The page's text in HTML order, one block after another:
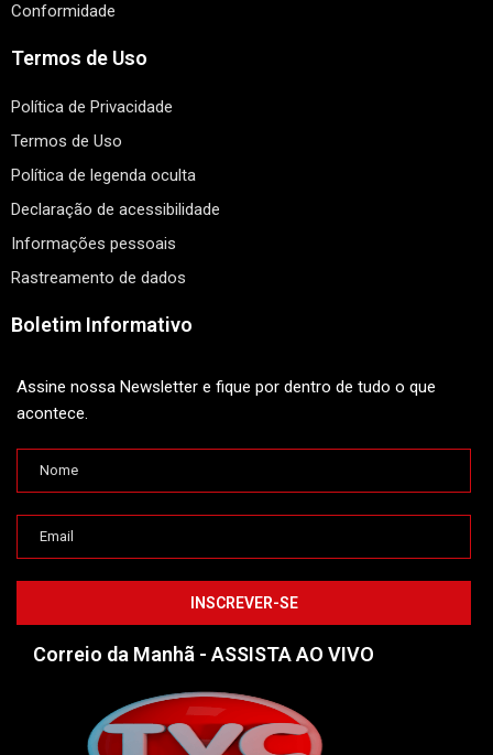
Conformidade
Termos de Uso
Política de Privacidade
Termos de Uso
Política de legenda oculta
Declaração de acessibilidade
Informações pessoais
Rastreamento de dados
Boletim Informativo
Assine nossa Newsletter e fique por dentro de tudo o que
acontece.
Correio da Manhã - ASSISTA AO VIVO